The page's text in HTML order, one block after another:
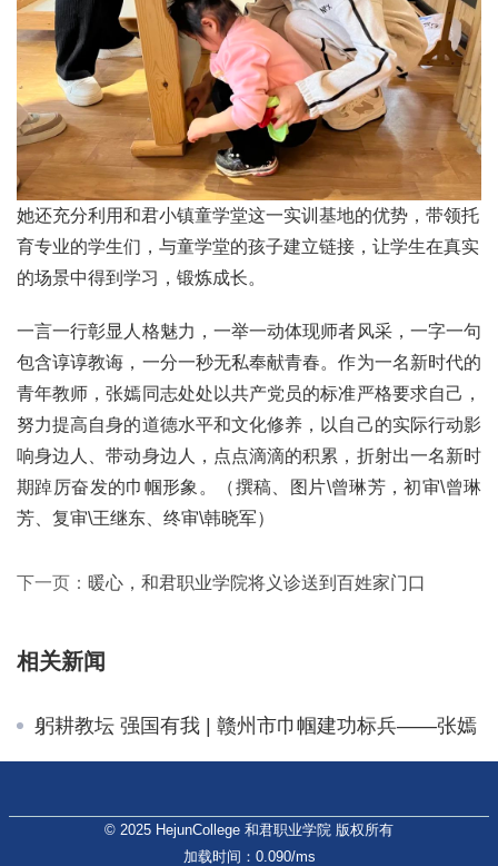
她还充分利用和君小镇童学堂这一实训基地的优势，带领托
育专业的学生们，与童学堂的孩子建立链接，让学生在真实
的场景中得到学习，锻炼成长。
一言一行彰显人格魅力，一举一动体现师者风采，一字一句
包含谆谆教诲，一分一秒无私奉献青春。作为一名新时代的
青年教师，张嫣同志处处以共产党员的标准严格要求自己，
努力提高自身的道德水平和文化修养，以自己的实际行动影
响身边人、带动身边人，点点滴滴的积累，折射出一名新时
期踔厉奋发的巾帼形象。（撰稿、图片\曾琳芳，初审\曾琳
芳、复审\王继东、终审\韩晓军）
下一页： 暖心，和君职业学院将义诊送到百姓家门口
相关新闻
躬耕教坛 强国有我 | 赣州市巾帼建功标兵——张嫣
© 2025 HejunCollege 和君职业学院 版权所有
加载时间：0.090/ms